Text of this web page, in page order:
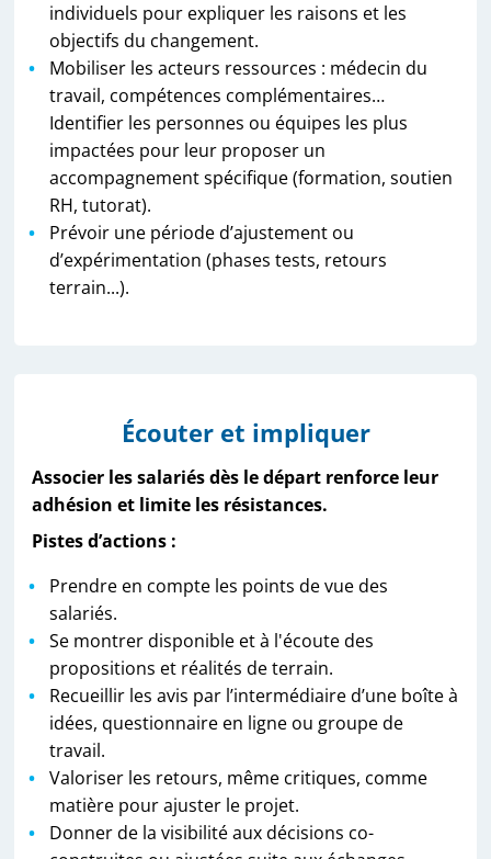
individuels pour expliquer les raisons et les
objectifs du changement.
Mobiliser les acteurs ressources : médecin du
travail, compétences complémentaires…
Identifier les personnes ou équipes les plus
impactées pour leur proposer un
accompagnement spécifique (formation, soutien
RH, tutorat).
Prévoir une période d’ajustement ou
d’expérimentation (phases tests, retours
terrain...).
Écouter et impliquer
Associer les salariés dès le départ renforce leur
adhésion et limite les résistances.
Pistes d’actions :
Prendre en compte les points de vue des
salariés.
Se montrer disponible et à l'écoute des
propositions et réalités de terrain.
Recueillir les avis par l’intermédiaire d’une boîte à
idées, questionnaire en ligne ou groupe de
travail.
Valoriser les retours, même critiques, comme
matière pour ajuster le projet.
Donner de la visibilité aux décisions co-